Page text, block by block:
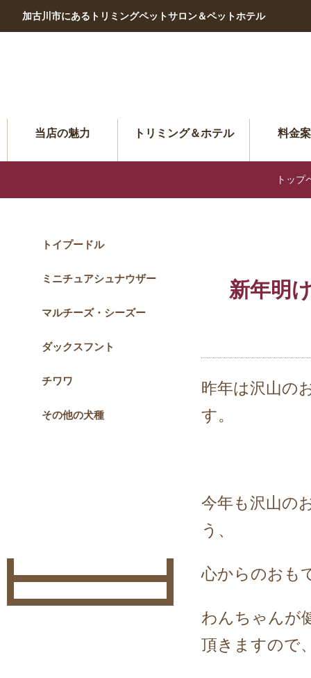
加古川市にあるトリミングペットサロン＆ペットホテル
当店の魅力
トリミング＆ホテル
料金
トップ
新年明
昨年は沢山の
す。
今年も沢山の
う、
心からのおも
わんちゃんが
頂きますので
トイプードル
ミニチュアシュナウザー
マルチーズ・シーズー
ダックスフント
チワワ
その他の犬種